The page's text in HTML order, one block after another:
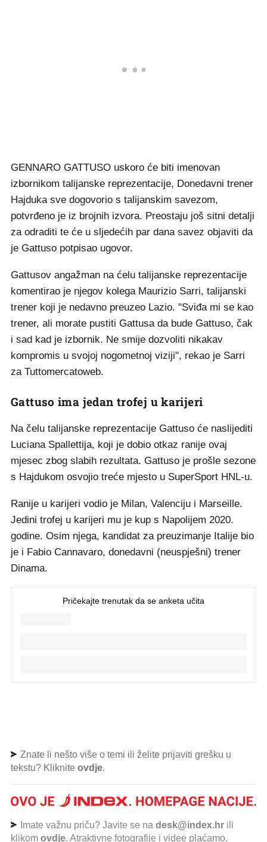
GENNARO GATTUSO uskoro će biti imenovan
izbornikom talijanske reprezentacije, Donedavni trener
Hajduka sve dogovorio s talijanskim savezom,
potvrđeno je iz brojnih izvora. Preostaju još sitni detalji
za odraditi te će u sljedećih par dana savez objaviti da
je Gattuso potpisao ugovor.
Gattusov angažman na ćelu talijanske reprezentacije
komentirao je njegov kolega Maurizio Sarri, talijanski
trener koji je nedavno preuzeo Lazio. "Sviđa mi se kao
trener, ali morate pustiti Gattusa da bude Gattuso, čak
i sad kad je izbornik. Ne smije dozvoliti nikakav
kompromis u svojoj nogometnoj viziji", rekao je Sarri
za Tuttomercatoweb.
Gattuso ima jedan trofej u karijeri
Na čelu talijanske reprezentacije Gattuso će naslijediti
Luciana Spallettija, koji je dobio otkaz ranije ovaj
mjesec zbog slabih rezultata. Gattuso je prošle sezone
s Hajdukom osvojio treće mjesto u SuperSport HNL-u.
Ranije u karijeri vodio je Milan, Valenciju i Marseille.
Jedini trofej u karijeri mu je kup s Napolijem 2020.
godine. Osim njega, kandidat za preuzimanje Italije bio
je i Fabio Cannavaro, donedavni (neuspješni) trener
Dinama.
Znate li nešto više o temi ili želite prijaviti grešku u
tekstu? Kliknite ovdje.
Imate važnu priču? Javite se na desk@index.hr ili
klikom ovdje. Atraktivne fotografije i videe plaćamo.